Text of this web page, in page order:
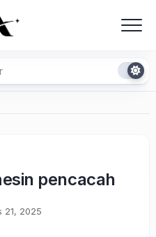
pencacah
21, 2025